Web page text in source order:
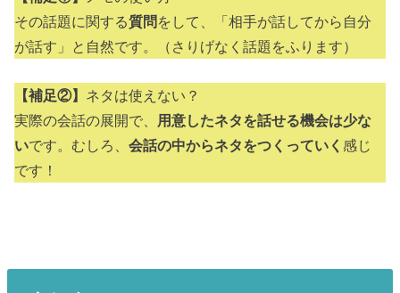
その話題に関する質問 をして、「相手が話してから自分
が話す」と自然です。（さりげなく話題をふります）
【補足②】 ネタは使えない？
実際の会話の展開で、 用意したネタを話せる機会は少な
いです。むしろ、会話の中からネタをつくっていく 感じ
です！